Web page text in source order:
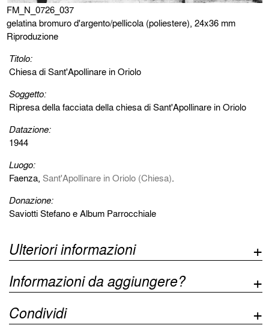
FM_N_0726_037
gelatina bromuro d'argento/pellicola (poliestere), 24x36 mm
Riproduzione
Titolo:
Chiesa di Sant'Apollinare in Oriolo
Soggetto:
Ripresa della facciata della chiesa di Sant'Apollinare in Oriolo
Datazione:
1944
Luogo:
Faenza, Sant'Apollinare in Oriolo (Chiesa).
Donazione:
Saviotti Stefano e Album Parrocchiale
Ulteriori informazioni
Informazioni da aggiungere?
Condividi